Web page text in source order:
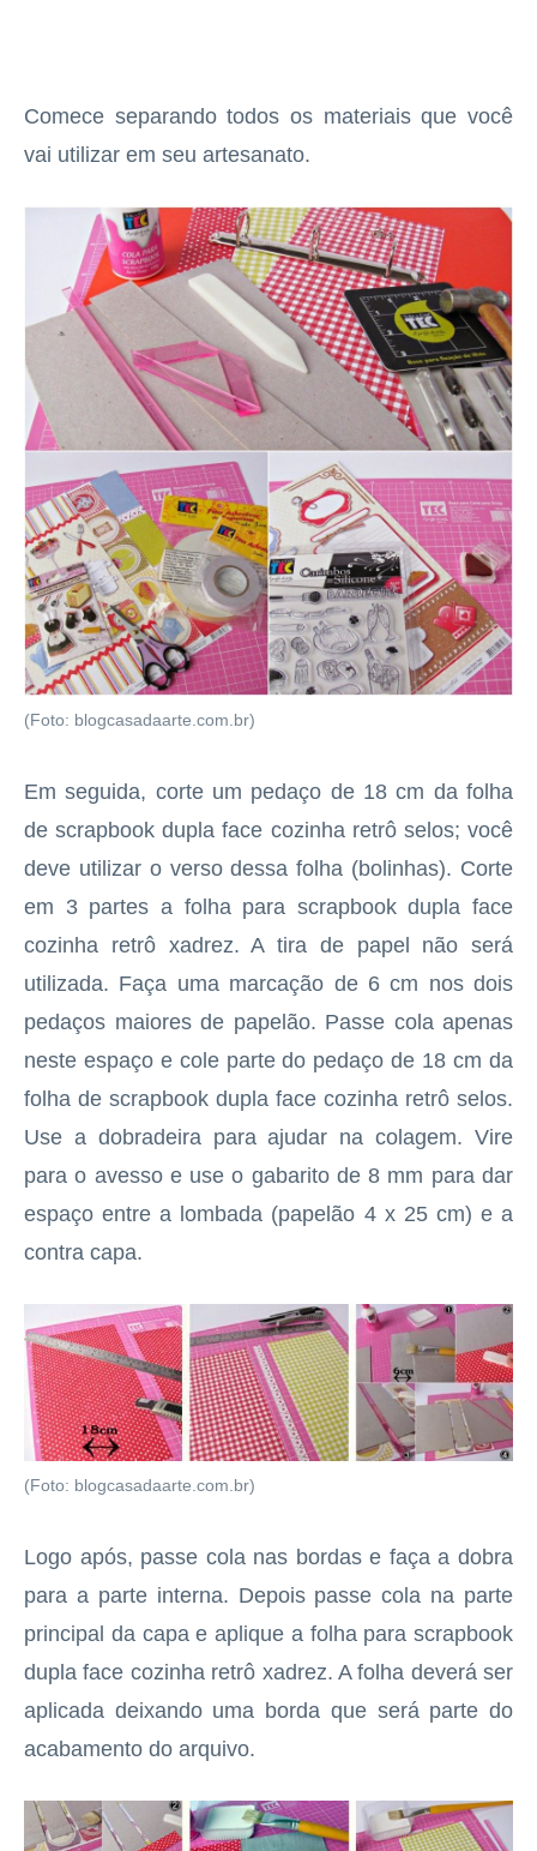
Comece separando todos os materiais que você
vai utilizar em seu artesanato.
(Foto: blogcasadaarte.com.br)
Em seguida, corte um pedaço de 18 cm da folha
de scrapbook dupla face cozinha retrô selos; você
deve utilizar o verso dessa folha (bolinhas). Corte
em 3 partes a folha para scrapbook dupla face
cozinha retrô xadrez. A tira de papel não será
utilizada. Faça uma marcação de 6 cm nos dois
pedaços maiores de papelão. Passe cola apenas
neste espaço e cole parte do pedaço de 18 cm da
folha de scrapbook dupla face cozinha retrô selos.
Use a dobradeira para ajudar na colagem. Vire
para o avesso e use o gabarito de 8 mm para dar
espaço entre a lombada (papelão 4 x 25 cm) e a
contra capa.
(Foto: blogcasadaarte.com.br)
Logo após, passe cola nas bordas e faça a dobra
para a parte interna. Depois passe cola na parte
principal da capa e aplique a folha para scrapbook
dupla face cozinha retrô xadrez. A folha deverá ser
aplicada deixando uma borda que será parte do
acabamento do arquivo.